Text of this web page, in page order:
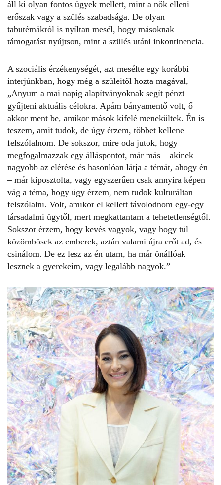
áll ki olyan fontos ügyek mellett, mint a nők elleni
erőszak vagy a szülés szabadsága. De olyan
tabutémákról is nyíltan mesél, hogy másoknak
támogatást nyújtson, mint a szülés utáni inkontinencia.
A szociális érzékenységét, azt mesélte egy korábbi
interjúnkban, hogy még a szüleitől hozta magával,
„Anyum a mai napig alapítványoknak segít pénzt
gyűjteni aktuális célokra. Apám bányamentő volt, ő
akkor ment be, amikor mások kifelé menekültek. Én is
teszem, amit tudok, de úgy érzem, többet kellene
felszólalnom. De sokszor, mire oda jutok, hogy
megfogalmazzak egy álláspontot, már más – akinek
nagyobb az elérése és hasonlóan látja a témát, ahogy én
– már kiposztolta, vagy egyszerűen csak annyira képen
vág a téma, hogy úgy érzem, nem tudok kulturáltan
felszólalni. Volt, amikor el kellett távolodnom egy-egy
társadalmi ügytől, mert megkattantam a tehetetlenségtől.
Sokszor érzem, hogy kevés vagyok, vagy hogy túl
közömbösek az emberek, aztán valami újra erőt ad, és
csinálom. De ez lesz az én utam, ha már önállóak
lesznek a gyerekeim, vagy legalább nagyok.”